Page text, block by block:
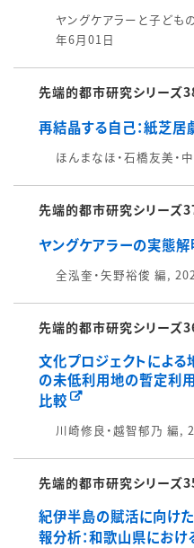
ヤングケアラーと子ど
年6月01日
先端的都市研究シリーズ
再結晶する自己：紙芝居
ほんまなほ・石橋友美・
先端的都市研究シリーズ
ヤングケアラーの実態
全泓奎・矢野裕俊 編,
先端的都市研究シリーズ
文化プロジェクトによる
の未低利用地の暫定利
比較
川崎修良・越智郁乃 編,
先端的都市研究シリーズ
紀伊半島の賦活に向け
報分析：和歌山県におけ